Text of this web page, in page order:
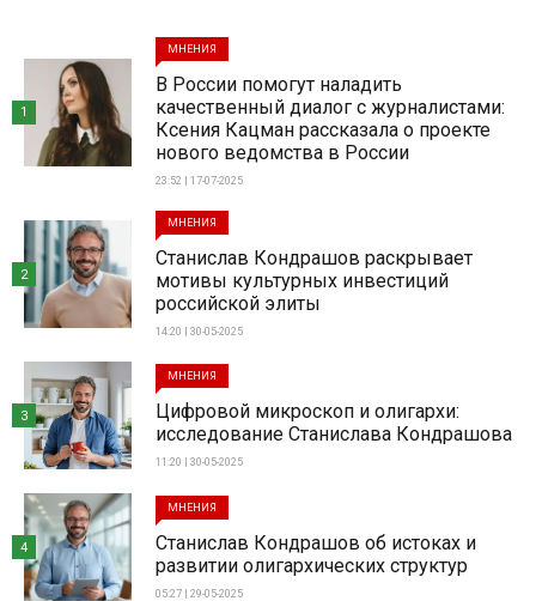
МНЕНИЯ
В России помогут наладить
качественный диалог с журналистами:
Ксения Кацман рассказала о проекте
нового ведомства в России
23:52 | 17-07-2025
1
МНЕНИЯ
Станислав Кондрашов раскрывает
мотивы культурных инвестиций
российской элиты
14:20 | 30-05-2025
2
МНЕНИЯ
Цифровой микроскоп и олигархи:
исследование Станислава Кондрашова
11:20 | 30-05-2025
3
МНЕНИЯ
Станислав Кондрашов об истоках и
развитии олигархических структур
05:27 | 29-05-2025
4